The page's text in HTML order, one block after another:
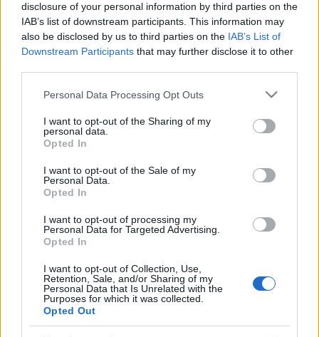
disclosure of your personal information by third parties on the
IAB’s list of downstream participants. This information may
also be disclosed by us to third parties on the IAB’s List of
Downstream Participants that may further disclose it to other
Please note that this website/app uses one or more Google
not limited to your visit or usage behaviour. You may click to
grant or deny consent to Google and its third-party tags to
use your data for below specified purposes in below Google
consent section.
Personal Data Processing Opt Outs
I want to opt-out of the Sharing of my
personal data.
Opted In
I want to opt-out of the Sale of my
Personal Data.
Opted In
I want to opt-out of processing my
Personal Data for Targeted Advertising.
Opted In
I want to opt-out of Collection, Use,
Retention, Sale, and/or Sharing of my
Personal Data that Is Unrelated with the
Purposes for which it was collected.
Opted Out
- ...vagy még annak sem, annyira rögtönzött volt és
esetleges, ismertük és tiszteltük egymást régről és
nem tartottunk igényt félreérthető szolgálatokra...
-... aztán egyszer összefutottunk, éppen nem volt
senkim, és éppen neked sem volt senkid, nem
mondtuk ki, de egyre gondoltunk, annyi évi
legyünk egymásnak valakije, és tettünk és lettünk."
(Oravecz Imre)
-----------------
VALAMI TEGNAP, MELY MINTHA MA LENNE
Szereplők:Fekete Krisztina-Irma
Nagy Antal
(Marosvásárhelyi Színházművészeti Egyetem frissen
végzett diákjai)
Dramaturgia:
Fekete Krisztina-Irma
Tompa Klára
Rendezte:Fekete Krisztina,Nagy Antal
Tompa
Szaktanár:Papp Éva